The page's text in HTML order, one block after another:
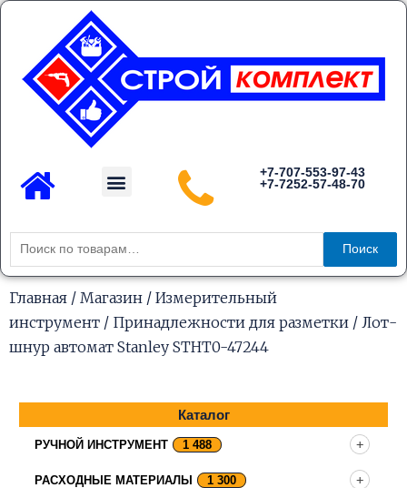
Перейти
содержимому
Menu
+7-707-553-97-43
+7-7252-57-48-70
Искать:
Поиск
Главная / Магазин / Измерительный
инструмент / Принадлежности для разметки / Лот-
шнур автомат Stanley STHT0-47244
Каталог
РУЧНОЙ ИНСТРУМЕНТ 1 488
РАСХОДНЫЕ МАТЕРИАЛЫ 1 300